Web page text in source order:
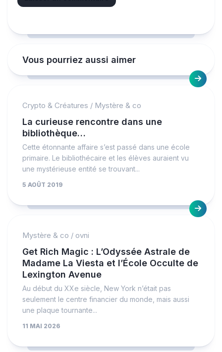
Vous pourriez aussi aimer
Crypto & Créatures / Mystère & co
La curieuse rencontre dans une
bibliothèque…
Cette étonnante affaire s’est passé dans une école
primaire. Le bibliothécaire et les élèves auraient vu
une mystérieuse entité se trouvant...
5 AOÛT 2019
Mystère & co / ovni
Get Rich Magic : L’Odyssée Astrale de
Madame La Viesta et l’École Occulte de
Lexington Avenue
Au début du XXe siècle, New York n’était pas
seulement le centre financier du monde, mais aussi
une plaque tournante...
11 MAI 2026